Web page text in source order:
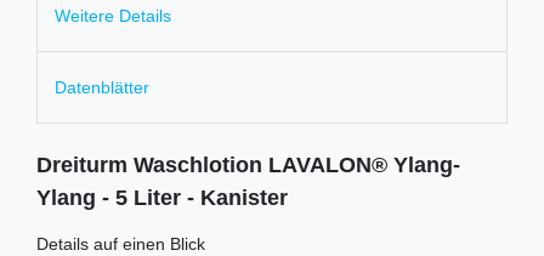
Weitere Details
Datenblätter
Dreiturm Waschlotion LAVALON® Ylang-
Ylang - 5 Liter - Kanister
Details auf einen Blick